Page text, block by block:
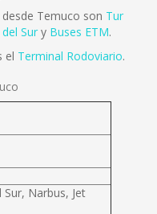
desde Temuco son Tur
Sur y Buses ETM.
el Terminal Rodoviario.
Sur, Narbus, Jet